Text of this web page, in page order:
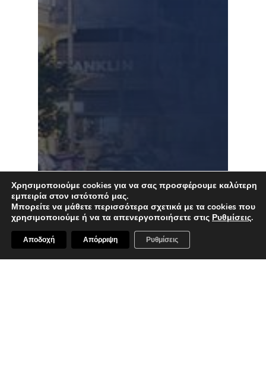
Χρησιμοποιούμε cookies για να σας προσφέρουμε καλύτερη
εμπειρία στον ιστότοπό μας.
Μπορείτε να μάθετε περισσότερα σχετικά με τα cookies που
χρησιμοποιούμε ή να τα απενεργοποιήσετε στις Ρυθμίσεις.
Αποδοχή Απόρριψη Ρυθμίσεις